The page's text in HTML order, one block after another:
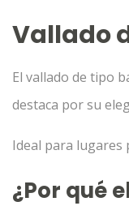
Vallado
El vallado de tipo
destaca por su
Ideal para lugares
¿Por qué